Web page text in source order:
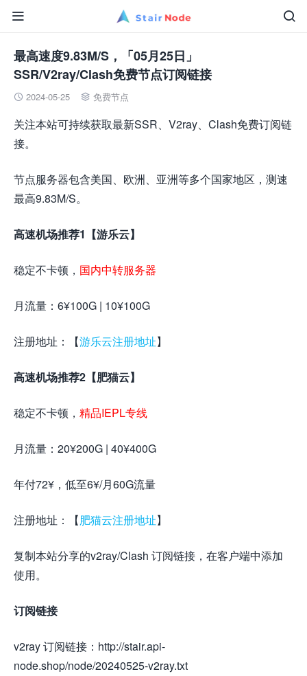


最高速度9.83M/S，「05月25日」
SSR/V2ray/Clash免费节点订阅链接
 2024-05-25  免费节点
关注本站可持续获取最新SSR、V2ray、Clash免费订阅链
接。
节点服务器包含美国、欧洲、亚洲等多个国家地区，测速
最高9.83M/S。
高速机场推荐1【游乐云】
稳定不卡顿， 国内中转服务器
月流量：6¥100G | 10¥100G
注册地址：【游乐云注册地址】
高速机场推荐2【肥猫云】
稳定不卡顿， 精品IEPL专线
月流量：20¥200G | 40¥400G
年付72¥，低至6¥/月60G流量
注册地址：【肥猫云注册地址】
复制本站分享的v2ray/Clash 订阅链接，在客户端中添加
使用。
订阅链接
v2ray 订阅链接：http://stair.api-
node.shop/node/20240525-v2ray.txt